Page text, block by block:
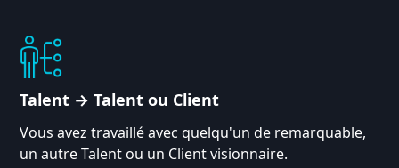
Talent → Talent ou Client
Vous avez travaillé avec quelqu'un de remarquable,
un autre Talent ou un Client visionnaire.